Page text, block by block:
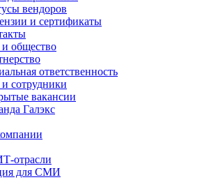
вендоров
и сертификаты
общество
ответственность
сотрудники
вакансии
Галэкс
отрасли
для СМИ